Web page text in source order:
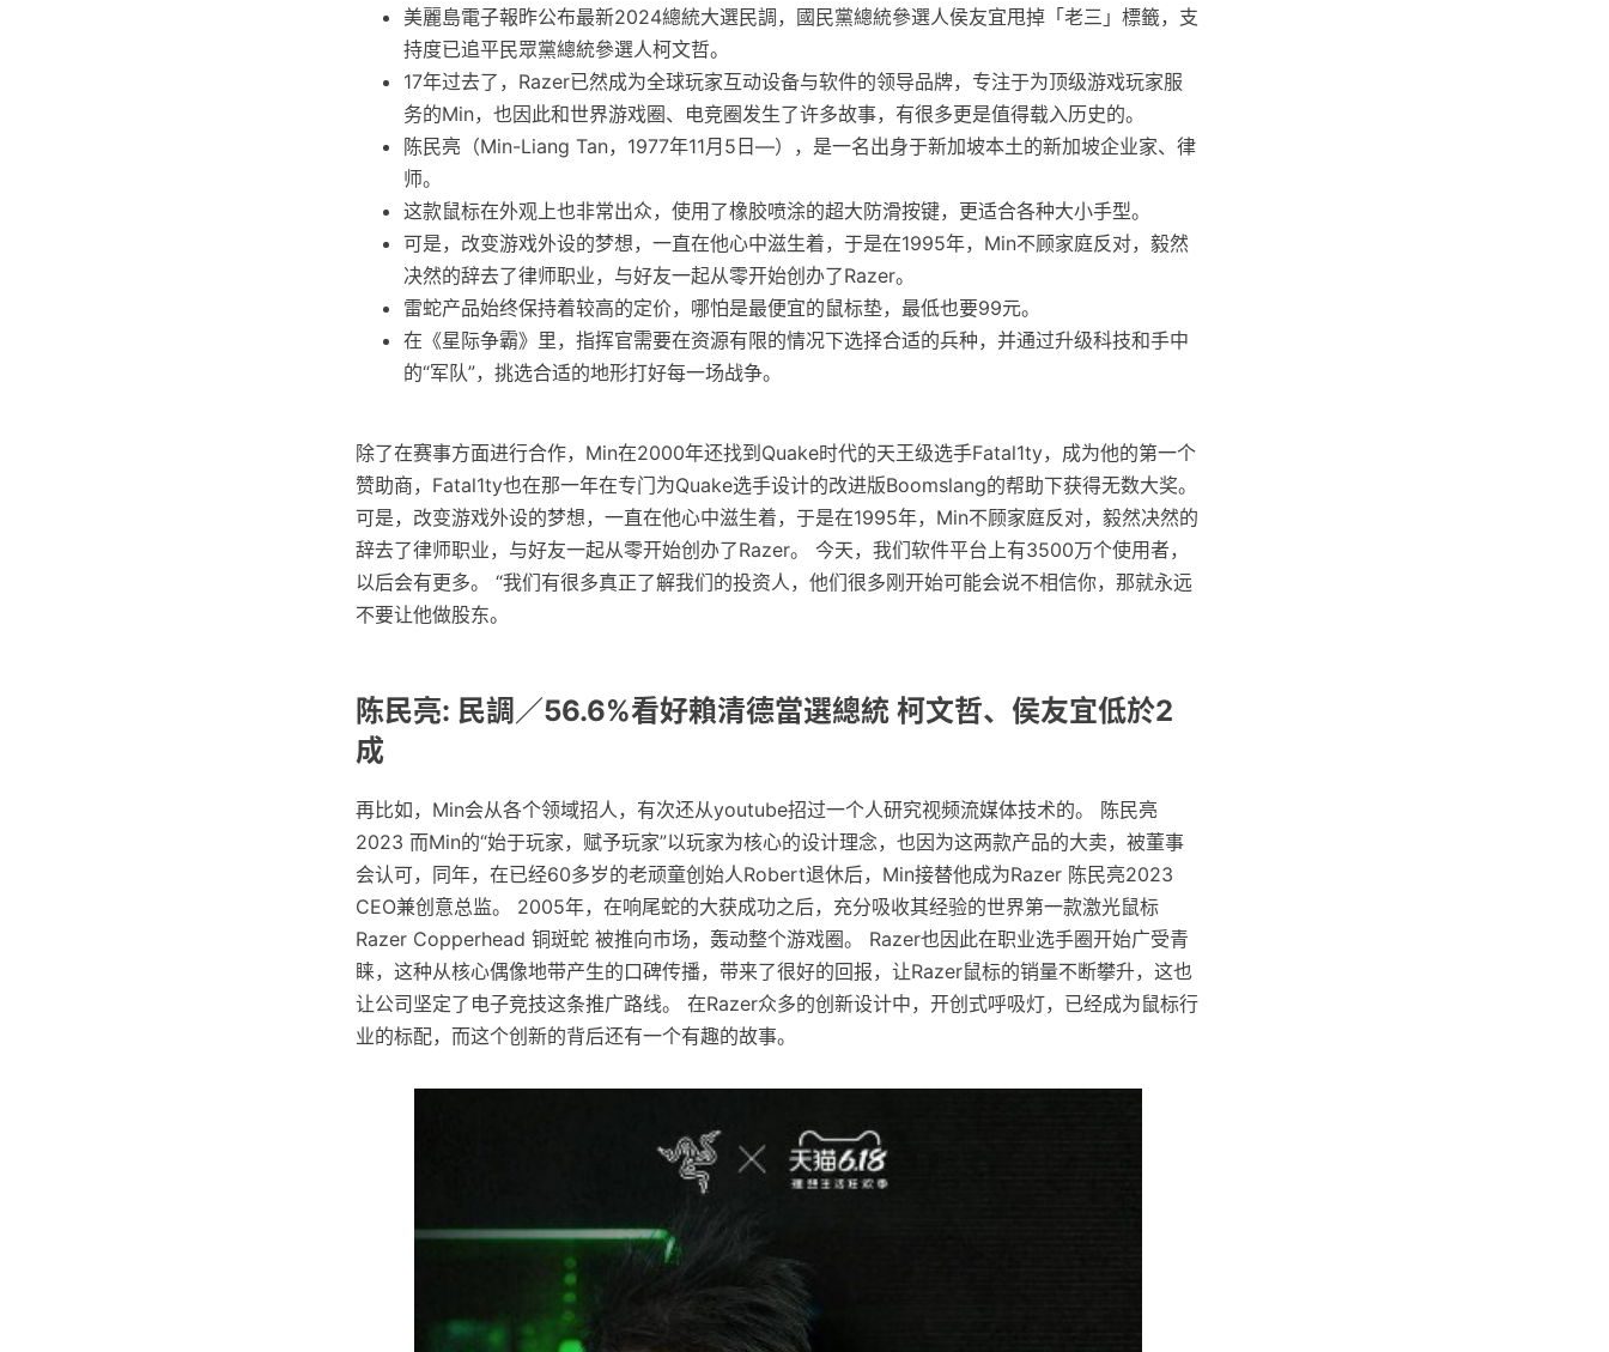
美麗島電子報昨公布最新2024總統大選民調，國民黨總統參選人侯友宜甩掉「老三」標籤，支
持度已追平民眾黨總統參選人柯文哲。
17年过去了，Razer已然成为全球玩家互动设备与软件的领导品牌，专注于为顶级游戏玩家服
务的Min，也因此和世界游戏圈、电竞圈发生了许多故事，有很多更是值得载入历史的。
陈民亮（Min-Liang Tan，1977年11月5日—），是一名出身于新加坡本土的新加坡企业家、律
师。
这款鼠标在外观上也非常出众，使用了橡胶喷涂的超大防滑按键，更适合各种大小手型。
可是，改变游戏外设的梦想，一直在他心中滋生着，于是在1995年，Min不顾家庭反对，毅然
决然的辞去了律师职业，与好友一起从零开始创办了Razer。
雷蛇产品始终保持着较高的定价，哪怕是最便宜的鼠标垫，最低也要99元。
在《星际争霸》里，指挥官需要在资源有限的情况下选择合适的兵种，并通过升级科技和手中
的“军队”，挑选合适的地形打好每一场战争。
除了在赛事方面进行合作，Min在2000年还找到Quake时代的天王级选手Fatal1ty，成为他的第一个
赞助商，Fatal1ty也在那一年在专门为Quake选手设计的改进版Boomslang的帮助下获得无数大奖。
可是，改变游戏外设的梦想，一直在他心中滋生着，于是在1995年，Min不顾家庭反对，毅然决然的
辞去了律师职业，与好友一起从零开始创办了Razer。 今天，我们软件平台上有3500万个使用者，
以后会有更多。 “我们有很多真正了解我们的投资人，他们很多刚开始可能会说不相信你，那就永远
不要让他做股东。
陈民亮: 民調／56.6%看好賴清德當選總統 柯文哲、侯友宜低於2
成
再比如，Min会从各个领域招人，有次还从youtube招过一个人研究视频流媒体技术的。 陈民亮
2023 而Min的“始于玩家，赋予玩家”以玩家为核心的设计理念，也因为这两款产品的大卖，被董事
会认可，同年，在已经60多岁的老顽童创始人Robert退休后，Min接替他成为Razer 陈民亮2023
CEO兼创意总监。 2005年，在响尾蛇的大获成功之后，充分吸收其经验的世界第一款激光鼠标
Razer Copperhead 铜斑蛇 被推向市场，轰动整个游戏圈。 Razer也因此在职业选手圈开始广受青
睐，这种从核心偶像地带产生的口碑传播，带来了很好的回报，让Razer鼠标的销量不断攀升，这也
让公司坚定了电子竞技这条推广路线。 在Razer众多的创新设计中，开创式呼吸灯，已经成为鼠标行
业的标配，而这个创新的背后还有一个有趣的故事。